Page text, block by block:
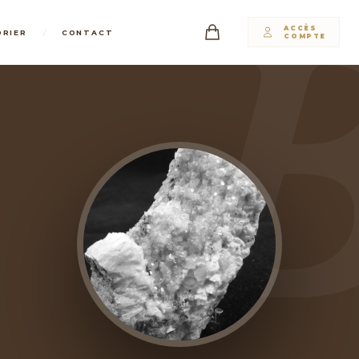
/ CONTACT
ACCÈS
COMPTE